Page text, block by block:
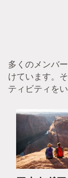
多くのメンバ
けています。
ティビティを